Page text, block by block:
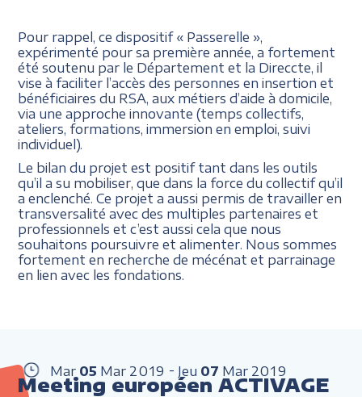
Pour rappel, ce dispositif « Passerelle »,
expérimenté pour sa première année, a fortement
été soutenu par le Département et la Direccte, il
vise à faciliter l’accès des personnes en insertion et
bénéficiaires du RSA, aux métiers d’aide à domicile,
via une approche innovante (temps collectifs,
ateliers, formations, immersion en emploi, suivi
individuel).
Le bilan du projet est positif tant dans les outils
qu’il a su mobiliser, que dans la force du collectif qu’il
a enclenché. Ce projet a aussi permis de travailler en
transversalité avec des multiples partenaires et
professionnels et c’est aussi cela que nous
souhaitons poursuivre et alimenter. Nous sommes
fortement en recherche de mécénat et parrainage
en lien avec les fondations.
Mar 05 Mar 2019 Jeu 07 Mar 2019
Meeting européen ACTIVAGE